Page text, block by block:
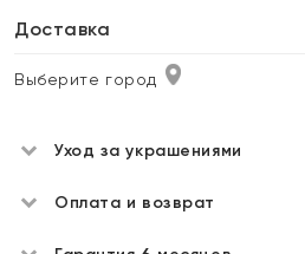
Доставка
Выберите город
Уход за украшениями
Оплата и возврат